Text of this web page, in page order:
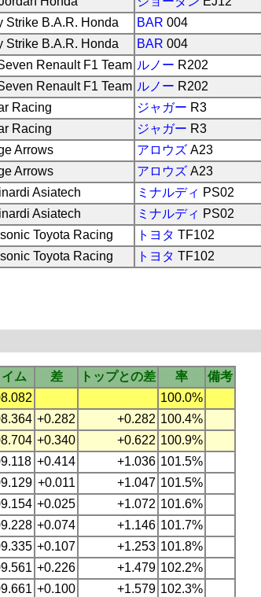
Strike B.A.R. Honda BAR 004
Strike B.A.R. Honda BAR 004
Renault F1 Team ルノー R202
Renault F1 Team ルノー R202
Racing ジャガー R3
Racing ジャガー R3
Arrows アロウズ A23
Arrows アロウズ A23
Asiatech ミナルディ PS02
Asiatech ミナルディ PS02
Toyota Racing トヨタ TF102
Toyota Racing トヨタ TF102
イム 差 トップとの差 率
備考
100.0%
+0.282 +0.282 100.4%
+0.340 +0.622 100.9%
+0.414 +1.036 101.5%
+0.011 +1.047 101.5%
+0.025 +1.072 101.6%
+0.074 +1.146 101.7%
+0.107 +1.253 101.8%
+0.226 +1.479 102.2%
+0.100 +1.579 102.3%